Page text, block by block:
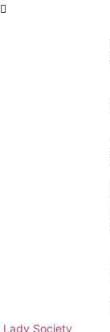
Lady Society